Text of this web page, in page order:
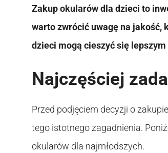
Zakup okularów dla dzieci to
warto zwrócić uwagę na jakość,
dzieci mogą cieszyć się
Najczęściej
Przed podjęciem decyzji o
tego istotnego zagadnienia.
okularów dla najmłodszych.